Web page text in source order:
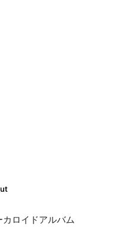
カロイドアルバム